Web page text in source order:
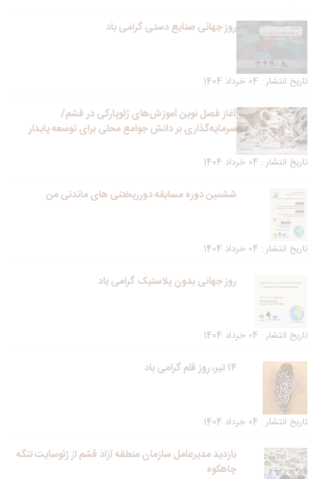
روز جهانی صنایع دستی گرامی باد
تاریخ انتشار : 04 خرداد 1404
آغاز فصل نوین آموزش‌های ژئوپارکی در قشم/
سرمایه‌گذاری بر دانش جوامع محلی برای توسعه پایدار
تاریخ انتشار : 04 خرداد 1404
ششمین دوره مسابقه دورریختنی های ماندنی من
تاریخ انتشار : 04 خرداد 1404
روز جهانی بدون پلاستیک گرامی باد
تاریخ انتشار : 04 خرداد 1404
۱۴ تیر، روز قلم گرامی باد
تاریخ انتشار : 04 خرداد 1404
بازدید مدیرعامل سازمان منطقه آزاد قشم از ژئوسایت تنگه
چاهکوه